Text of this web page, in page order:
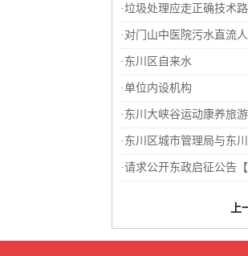
·垃圾处理应走正确技术
· 对门山中医院污水直流
· 东川区自来水
·单位内设机构
· 东川大峡谷运动康养旅
· 东川区城市管理局与东
·请求公开东政启征公告
上